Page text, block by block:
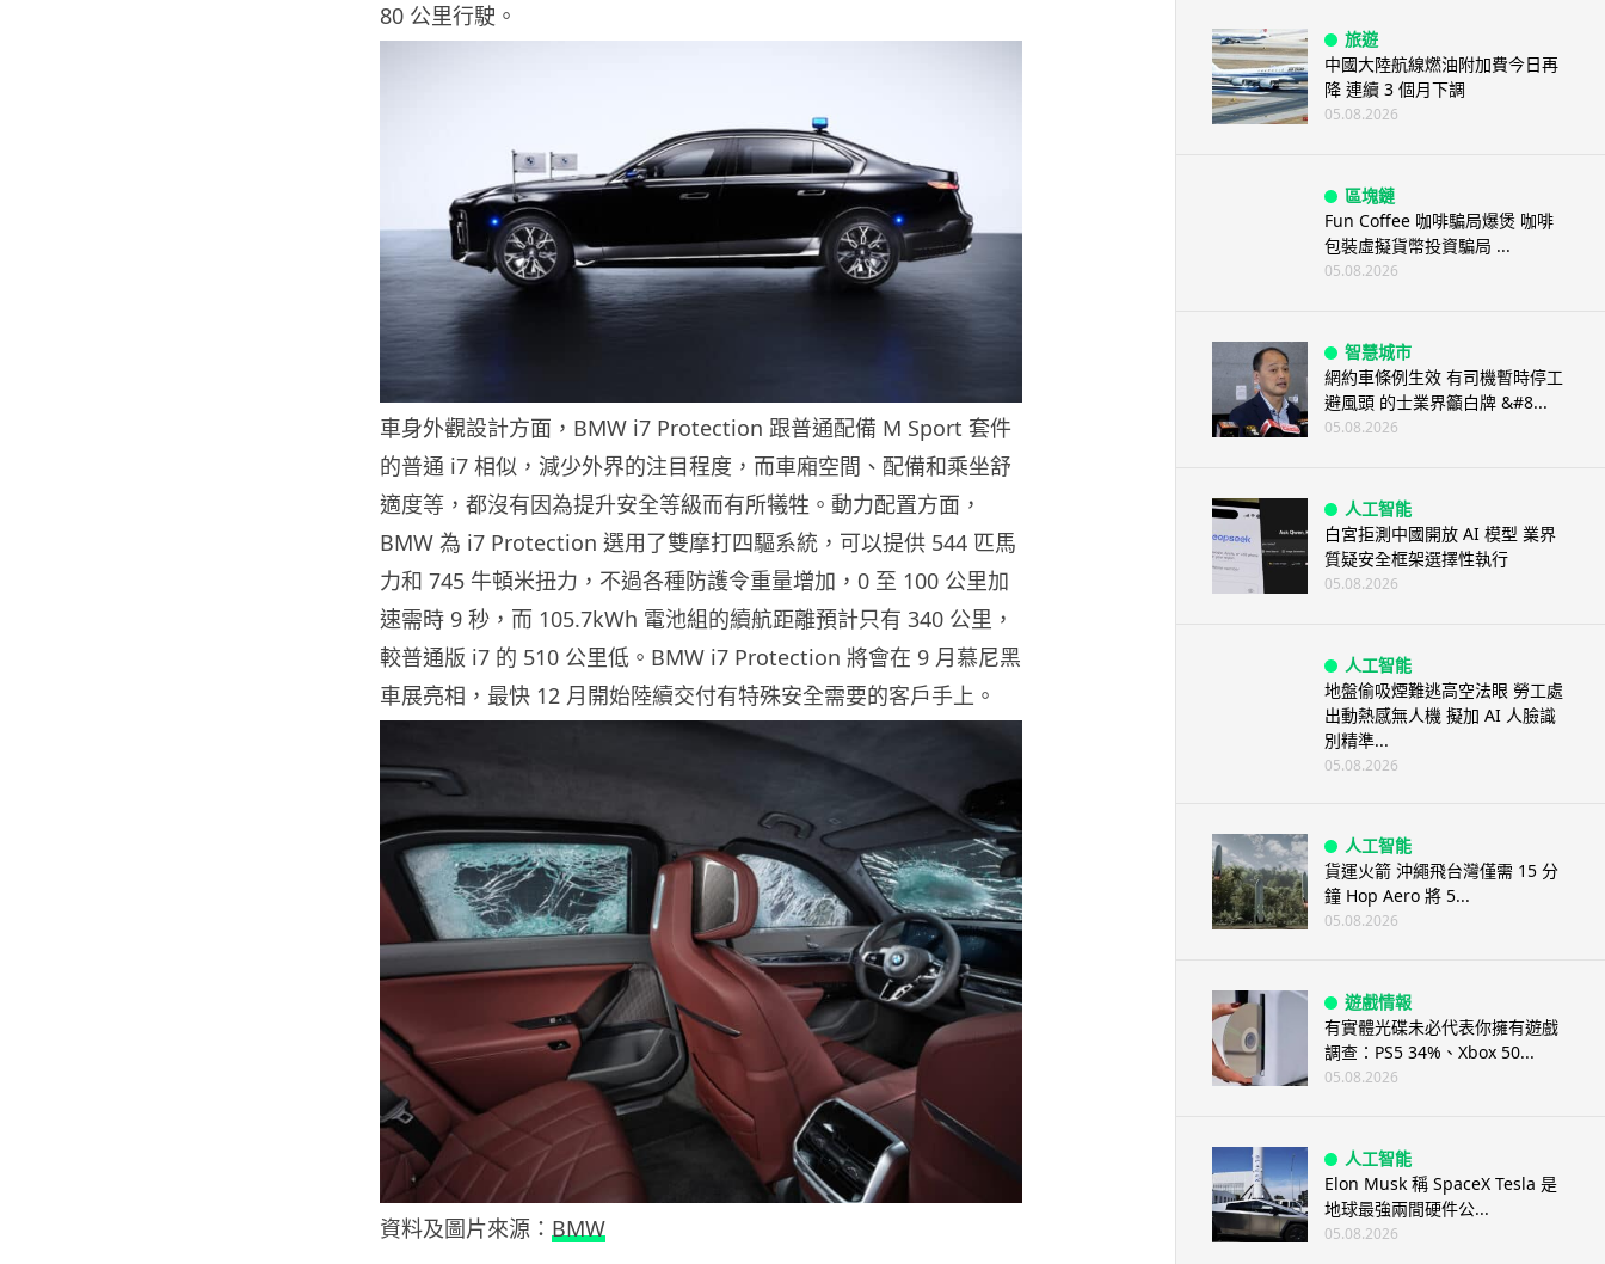
80 公里行駛。
車身外觀設計方面，BMW i7 Protection 跟普通配備 M Sport 套件
的普通 i7 相似，減少外界的注目程度，而車廂空間、配備和乘坐舒
適度等，都沒有因為提升安全等級而有所犧牲。動力配置方面，
BMW 為 i7 Protection 選用了雙摩打四驅系統，可以提供 544 匹馬
力和 745 牛頓米扭力，不過各種防護令重量增加，0 至 100 公里加
速需時 9 秒，而 105.7kWh 電池組的續航距離預計只有 340 公里，
較普通版 i7 的 510 公里低。BMW i7 Protection 將會在 9 月慕尼黑
車展亮相，最快 12 月開始陸續交付有特殊安全需要的客戶手上。
資料及圖片來源： BMW
旅遊
中國大陸航線燃油附加費今日再
降 連續 3 個月下調
05.08.2026
區塊鏈
Fun Coffee 咖啡騙局爆煲 咖啡
包裝虛擬貨幣投資騙局 ...
05.08.2026
智慧城市
網約車條例生效 有司機暫時停工
避風頭 的士業界籲白牌 &#8...
05.08.2026
人工智能
白宮拒測中國開放 AI 模型 業界
質疑安全框架選擇性執行
05.08.2026
人工智能
地盤偷吸煙難逃高空法眼 勞工處
出動熱感無人機 擬加 AI 人臉識
別精準...
05.08.2026
人工智能
貨運火箭 沖繩飛台灣僅需 15 分
鐘 Hop Aero 將 5...
05.08.2026
遊戲情報
有實體光碟未必代表你擁有遊戲
調查：PS5 34%、Xbox 50...
05.08.2026
人工智能
Elon Musk 稱 SpaceX Tesla 是
地球最強兩間硬件公...
05.08.2026